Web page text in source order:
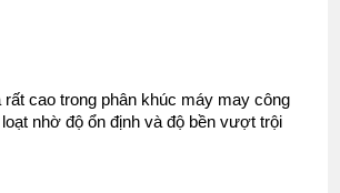
cao trong phân khúc máy may công
nhờ độ ổn định và độ bền vượt trội